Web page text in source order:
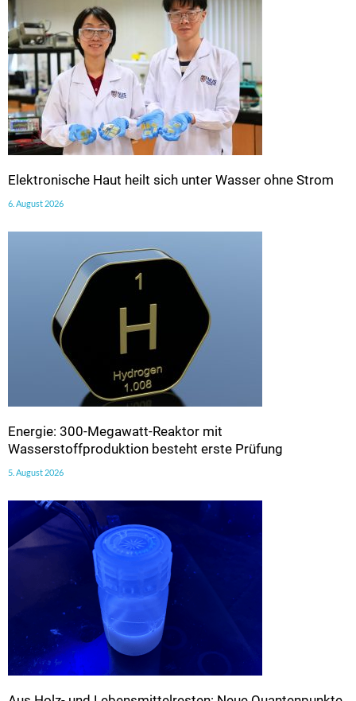
Elektronische Haut heilt sich unter Wasser ohne Strom
6. August 2026
Energie: 300-Megawatt-Reaktor mit
Wasserstoffproduktion besteht erste Prüfung
5. August 2026